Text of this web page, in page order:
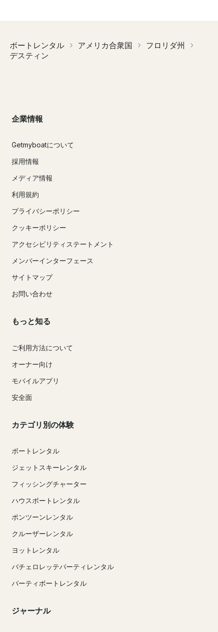
ボートレンタル アメリカ合衆国
フロリダ州
デスティン
企業情報
Getmyboatについて
採用情報
メディア情報
利用規約
プライバシーポリシー
クッキーポリシー
アクセシビリティステートメント
メンバーインターフェース
サイトマップ
お問い合わせ
もっと知る
ご利用方法について
オーナー向け
モバイルアプリ
安全面
カテゴリ別の体験
ボートレンタル
ジェットスキーレンタル
フィッシングチャーター
ハウスボートレンタル
ポンツーンレンタル
クルーザーレンタル
ヨットレンタル
バチェロレッテパーティレンタル
パーティボートレンタル
ジャーナル